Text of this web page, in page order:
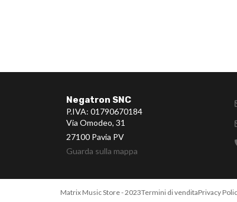
Negatron SNC
P.IVA: 01790670184
Via Omodeo, 31
27100 Pavia PV
Guarda sulla mappa
Matrix Music Store - 2023Termini di venditaPrivacy